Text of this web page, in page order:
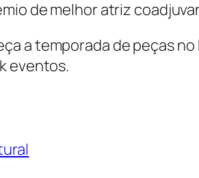
de melhor atriz
a temporada de peças
eventos.